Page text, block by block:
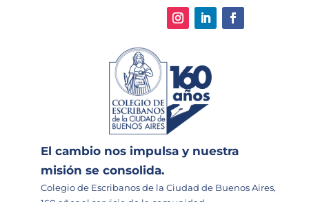
El cambio nos impulsa y nuestra
misión se consolida.
Colegio de Escribanos de la Ciudad de Buenos Aires,